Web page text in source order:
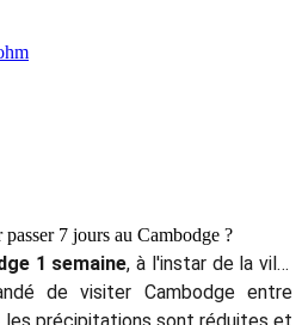
exceptionnelle dans la richesse
fascinant. De l'effervescence de
de Siem Reap, chaque
Angkor Wat ou des temples
Le coucher de soleil à Bakheng, la
Srei, et les anciens temples du
village flottant de Chong Kneas et
Krom, vous permet de toucher
habitants de cette région. Cet
vous laissera à coup sûr des
profond respect pour la beauté et